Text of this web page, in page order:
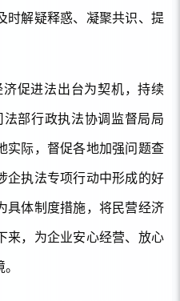
时解疑释惑、凝聚共识、提
促进法出台为契机，持续
部行政执法协调监督局局
实际，督促各地加强问题查
企执法专项行动中形成的好
具体制度措施，将民营经济
来，为企业安心经营、放心